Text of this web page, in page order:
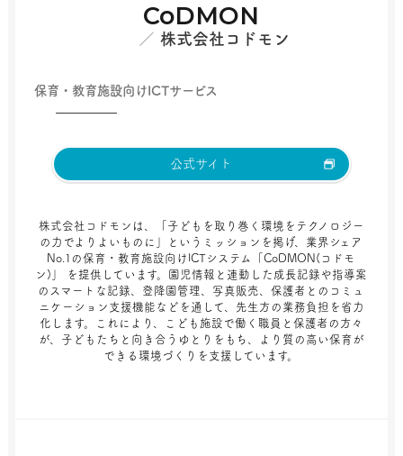
CoDMON
株式会社コドモン
保育・教育施設向けICTサービス
公式サイト
株式会社コドモンは、「子どもを取り巻く環境をテクノロジー
の力でよりよいものに」というミッションを掲げ、業界シェア
No.1の保育・教育施設向けICTシステム「CoDMON(コドモ
ン)」 を提供しています。園児情報と連動した成長記録や指導案
のスマートな記録、登降園管理、写真販売、保護者とのコミュ
ニケーション支援機能などを通して、先生方の業務負担を省力
化します。これにより、こども施設で働く職員と保護者の方々
が、子どもたちと向き合うゆとりをもち、より質の高い保育が
できる環境づくりを支援しています。